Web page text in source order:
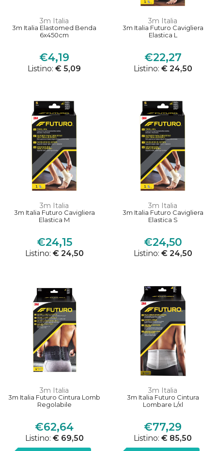
3m Italia
3m Italia Elastomed Benda
6x450cm
€4,19
Listino: € 5,09
3m Italia
3m Italia Futuro Cavigliera
Elastica L
€22,27
Listino: € 24,50
3m Italia
3m Italia Futuro Cavigliera
Elastica M
€24,15
Listino: € 24,50
3m Italia
3m Italia Futuro Cavigliera
Elastica S
€24,50
Listino: € 24,50
3m Italia
3m Italia Futuro Cintura Lomb
Regolabile
€62,64
Listino: € 69,50
3m Italia
3m Italia Futuro Cintura
Lombare L/xl
€77,29
Listino: € 85,50